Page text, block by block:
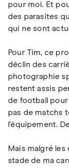
pour moi. Et
des parasites
qui ne sont
Pour Tim, ce
déclin des
photographie
restent assis
de football pour
pas de matchs
l'équipement.
Mais malgré
stade de ma